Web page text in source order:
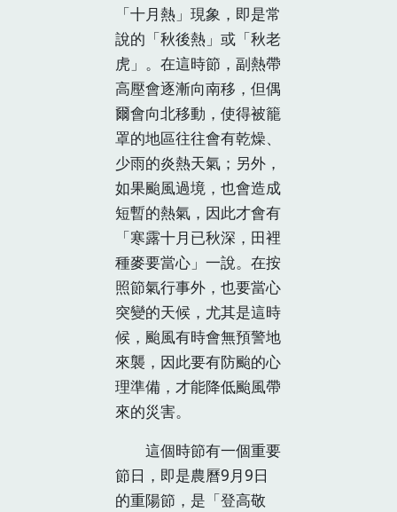
「十月熱」現象，即是常
說的「秋後熱」或「秋老
虎」。在這時節，副熱帶
高壓會逐漸向南移，但偶
爾會向北移動，使得被籠
罩的地區往往會有乾燥、
少雨的炎熱天氣；另外，
如果颱風過境，也會造成
短暫的熱氣，因此才會有
「寒露十月已秋深，田裡
種麥要當心」一說。在按
照節氣行事外，也要當心
突變的天候，尤其是這時
候，颱風有時會無預警地
來襲，因此要有防颱的心
理準備，才能降低颱風帶
來的災害。
這個時節有一個重要
節日，即是農曆9月9日
的重陽節，是「登高敬